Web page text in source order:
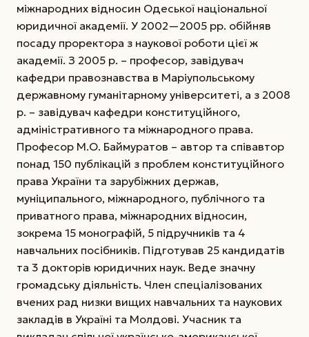
міжнародних відносин Одеської національної
юридичної академії. У 2002—2005 рр. обійняв
посаду проректора з наукової роботи цієї ж
академії. З 2005 р. – професор, завідувач
кафедри правознавства в Маріупольському
державному гуманітарному університеті, а з 2008
р. – завідувач кафедри конституційного,
адміністративного та міжнародного права.
Професор М.О. Баймуратов – автор та співавтор
понад 150 публікацій з проблем конституційного
права України та зарубіжних держав,
муніципального, міжнародного, публічного та
приватного права, міжнародних відносин,
зокрема 15 монографій, 5 підручників та 4
навчальних посібників. Підготував 25 кандидатів
та 3 докторів юридичних наук. Веде значну
громадську діяльність. Член спеціа­лізованих
вчених рад низки вищих навчальних та наукових
закладів в Україні та Молдові. Учасник та